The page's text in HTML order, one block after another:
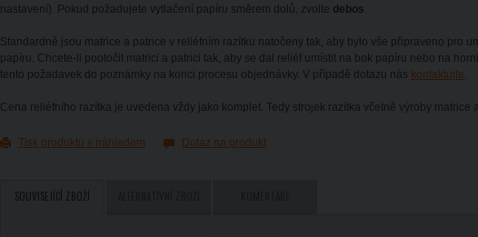
nastavení). Pokud požadujete vytlačení papíru směrem dolů, zvolte debos.
Standardně jsou matrice a patrice v reliéfním razítku natočeny tak, aby bylo vše připraveno pro
papíru. Chcete-li pootočit matrici a patrici tak, aby se dal reliéf umístit na bok papíru nebo na
tento požadavek do poznámky na konci procesu objednávky. V případě dotazu nás kontaktujte.
Cena reliéfního razítka je uvedena vždy jako komplet. Tedy strojek razítka včetně výroby matrice
Tisk produktu s náhledem Dotaz na produkt
SOUVISEJÍCÍ ZBOŽÍ